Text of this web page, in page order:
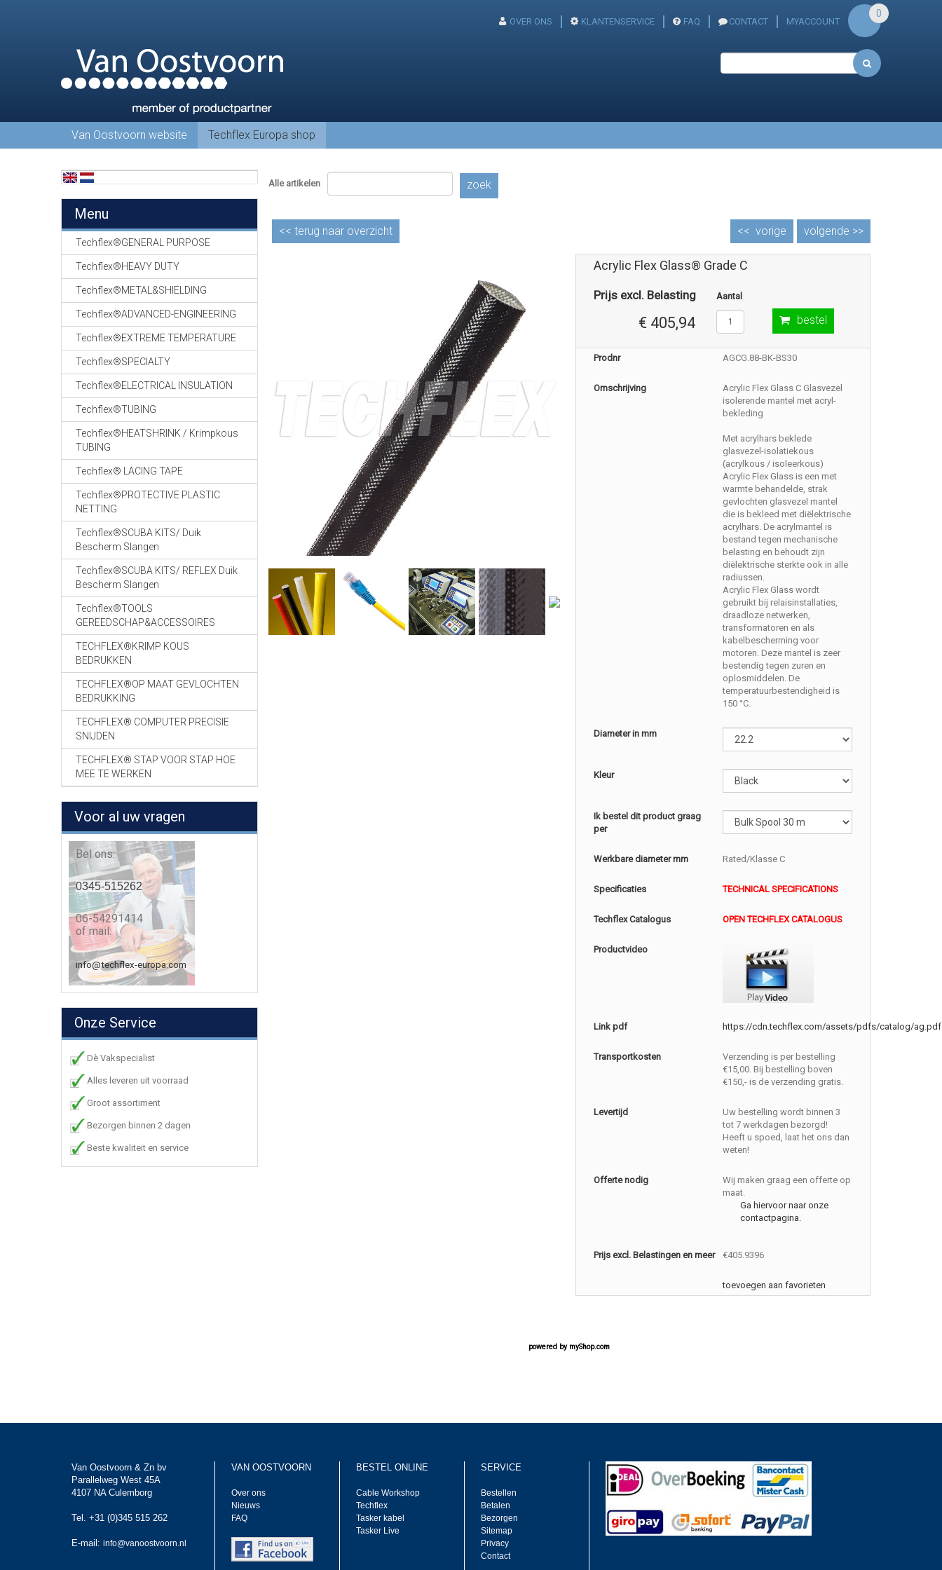
OVER ONS KLANTENSERVICE FAQ CONTACT MYACCOUNT
0
Van Oostvoorn website Techflex Europa shop
Menu
Techflex®GENERAL PURPOSE
Techflex®HEAVY DUTY
Techflex®METAL&SHIELDING
Techflex®ADVANCED-ENGINEERING
Techflex®EXTREME TEMPERATURE
Techflex®SPECIALTY
Techflex®ELECTRICAL INSULATION
Techflex®TUBING
Techflex®HEATSHRINK / Krimpkous
TUBING
Techflex® LACING TAPE
Techflex®PROTECTIVE PLASTIC
NETTING
Techflex®SCUBA KITS/ Duik
Bescherm Slangen
Techflex®SCUBA KITS/ REFLEX Duik
Bescherm Slangen
Techflex®TOOLS
GEREEDSCHAP&ACCESSOIRES
TECHFLEX®KRIMP KOUS
BEDRUKKEN
TECHFLEX®OP MAAT GEVLOCHTEN
BEDRUKKING
TECHFLEX® COMPUTER PRECISIE
SNIJDEN
TECHFLEX® STAP VOOR STAP HOE
MEE TE WERKEN
Voor al uw vragen
Bel ons:
0345-515262
06-54291414
of mail:
info@techflex-europa.com
Onze Service
Dè Vakspecialist
Alles leveren uit voorraad
Groot assortiment
Bezorgen binnen 2 dagen
Beste kwaliteit en service
Alle artikelen zoek
<< terug naar overzicht volgende >>
<< vorige
Acrylic Flex Glass® Grade C
Prijs excl. Belasting
€ 405,94
Aantal
bestel
Prodnr AGCG.88-BK-BS30
Omschrijving
Acrylic Flex Glass C Glasvezel
isolerende mantel met acryl-
bekleding
Met acrylhars beklede
glasvezel-isolatiekous
(acrylkous / isoleerkous)
Acrylic Flex Glass is een met
warmte behandelde, strak
gevlochten glasvezel mantel
die is bekleed met diëlektrische
acrylhars. De acrylmantel is
bestand tegen mechanische
belasting en behoudt zijn
diëlektrische sterkte ook in alle
radiussen.
Acrylic Flex Glass wordt
gebruikt bij relaisinstallaties,
draadloze netwerken,
transformatoren en als
kabelbescherming voor
motoren. Deze mantel is zeer
bestendig tegen zuren en
oplosmiddelen. De
temperatuurbestendigheid is
150 °C.
Diameter in mm
Kleur
Ik bestel dit product graag
per
Werkbare diameter mm Rated/Klasse C
Specificaties TECHNICAL SPECIFICATIONS
Techflex Catalogus OPEN TECHFLEX CATALOGUS
Productvideo
Link pdf https://cdn.techflex.com/assets/pdfs/catalog/ag.pdf
Transportkosten
Verzending is per bestelling
€15,00. Bij bestelling boven
€150,- is de verzending gratis.
Levertijd
Uw bestelling wordt binnen 3
tot 7 werkdagen bezorgd!
Heeft u spoed, laat het ons dan
weten!
Offerte nodig
Wij maken graag een offerte op
maat.
Ga hiervoor naar onze
contactpagina.
Prijs excl. Belastingen en meer €405.9396
toevoegen aan favorieten
powered by myShop.com
Van Oostvoorn & Zn bv
Parallelweg West 45A
4107 NA Culemborg
Tel. +31 (0)345 515 262
E-mail: info@vanoostvoorn.nl
VAN OOSTVOORN
Over ons
Nieuws
FAQ
BESTEL ONLINE
Cable Workshop
Techflex
Tasker kabel
Tasker Live
SERVICE
Bestellen
Betalen
Bezorgen
Sitemap
Privacy
Contact